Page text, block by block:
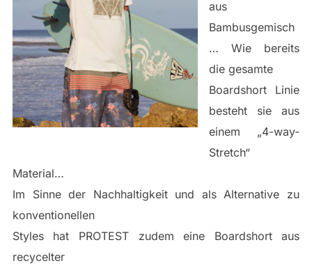
aus
Bambusgemisch
… Wie bereits
die gesamte
Boardshort Linie
besteht sie aus
einem „4-way-
Stretch“
Material…
Im Sinne der Nachhaltigkeit und als Alternative zu
konventionellen
Styles hat PROTEST zudem eine Boardshort aus
recycelter